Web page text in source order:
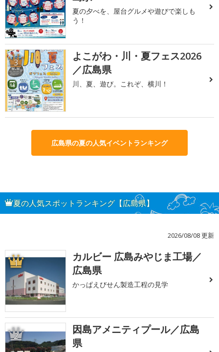
夏の夕べを、屋台グルメや遊びで楽しも
う！
3
よこがわ・川・夏フェス2026
／広島県
川、夏、遊び。これぞ、横川！
広島県の夏の人気イベントランキング
夏の人気スポットランキング【広島県】
2026/08/08 更新
1
カルビー 広島みやじま工場／
広島県
かっぱえびせん製造工程の見学
2
因島アメニティプール／広島
県